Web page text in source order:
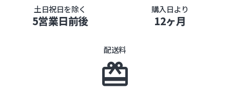
土日祝日を除く
5営業日前後
購入日より
12ヶ月
配送料
card_giftcard